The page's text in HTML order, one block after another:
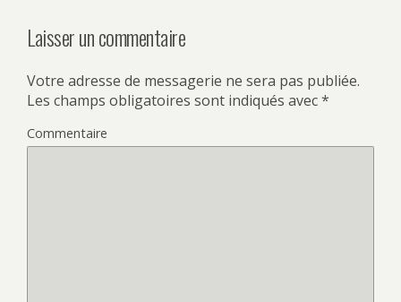
Laisser un commentaire
Votre adresse de messagerie ne sera pas publiée.
Les champs obligatoires sont indiqués avec*
Commentaire